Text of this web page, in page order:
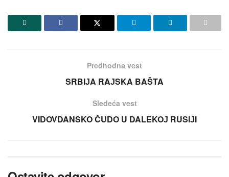
Predhodna vest
SRBIЈA RAЈSKA BAŠTA
Sledeća vest
VIDOVDANSKO ČUDO U DALEKOЈ RUSIЈI